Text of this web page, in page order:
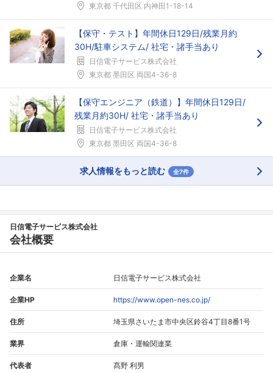
東京都 千代田区 内神田1-18-14
【保守・テスト】年間休日129日/残業月約
30H/駐車システム/ 社宅・諸手当あり
日信電子サービス株式会社
東京都 墨田区 両国4-36-8
【保守エンジニア（鉄道）】年間休日129日/
残業月約30H/ 社宅・諸手当あり
日信電子サービス株式会社
東京都 墨田区 両国4-36-8
求人情報をもっと読む 全7件
日信電子サービス株式会社
会社概要
企業名 日信電子サービス株式会社
企業HP https://www.open-nes.co.jp/
住所 埼玉県さいたま市中央区鈴谷4丁目8番1号
業界 倉庫・運輸関連業
代表者 髙野 利男